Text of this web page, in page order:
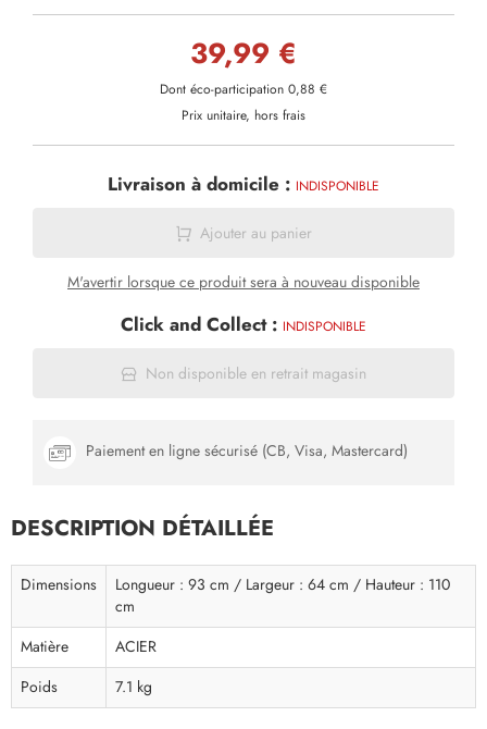
39,99 €
Dont éco-participation 0,88 €
Prix unitaire, hors frais
Livraison à domicile : INDISPONIBLE
Ajouter au panier
M'avertir lorsque ce produit sera à nouveau disponible
Click and Collect : INDISPONIBLE
Non disponible en retrait magasin
Paiement en ligne sécurisé (CB, Visa, Mastercard)
DESCRIPTION DÉTAILLÉE
Dimensions
Longueur : 93 cm / Largeur : 64 cm / Hauteur : 110
cm
Matière
ACIER
Poids
7.1 kg